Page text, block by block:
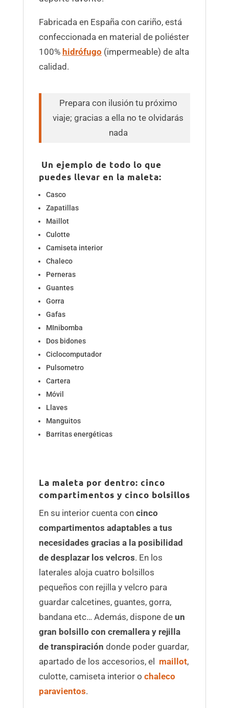
Fabricada en España con cariño, está
confeccionada en material de poliéster
100% hidrófugo (impermeable) de alta
calidad.
Prepara con ilusión tu próximo
viaje; gracias a ella no te olvidarás
nada
Un ejemplo de todo lo que
puedes llevar en la maleta:
Casco
Zapatillas
Maillot
Culotte
Camiseta interior
Chaleco
Perneras
Guantes
Gorra
Gafas
MInibomba
Dos bidones
Ciclocomputador
Pulsometro
Cartera
Móvil
Llaves
Manguitos
Barritas energéticas
La maleta por dentro: cinco
compartimentos y cinco bolsillos
En su interior cuenta con cinco
compartimentos adaptables a tus
necesidades gracias a la posibilidad
de desplazar los velcros. En los
laterales aloja cuatro bolsillos
pequeños con rejilla y velcro para
guardar calcetines, guantes, gorra,
bandana etc… Además, dispone de un
gran bolsillo con cremallera y rejilla
de transpiración donde poder guardar,
apartado de los accesorios, el maillot,
culotte, camiseta interior o chaleco
paravientos.